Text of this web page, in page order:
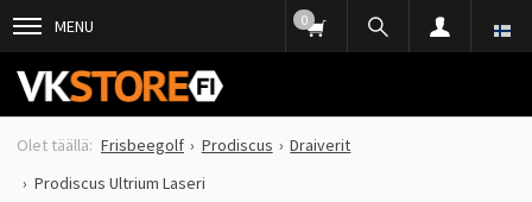
MENU 0
Frisbeegolf Prodiscus
Draiverit
Prodiscus Ultrium Laseri